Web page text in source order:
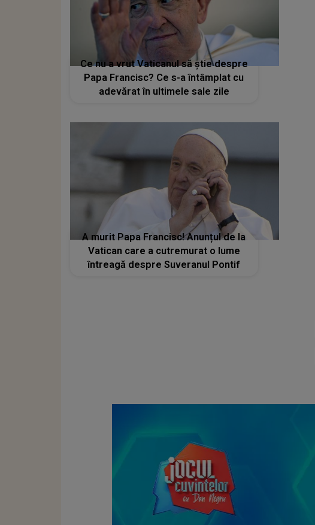
Ce nu a vrut Vaticanul să știe despre
Papa Francisc? Ce s-a întâmplat cu
adevărat în ultimele sale zile
A murit Papa Francisc! Anunțul de la
Vatican care a cutremurat o lume
întreagă despre Suveranul Pontif